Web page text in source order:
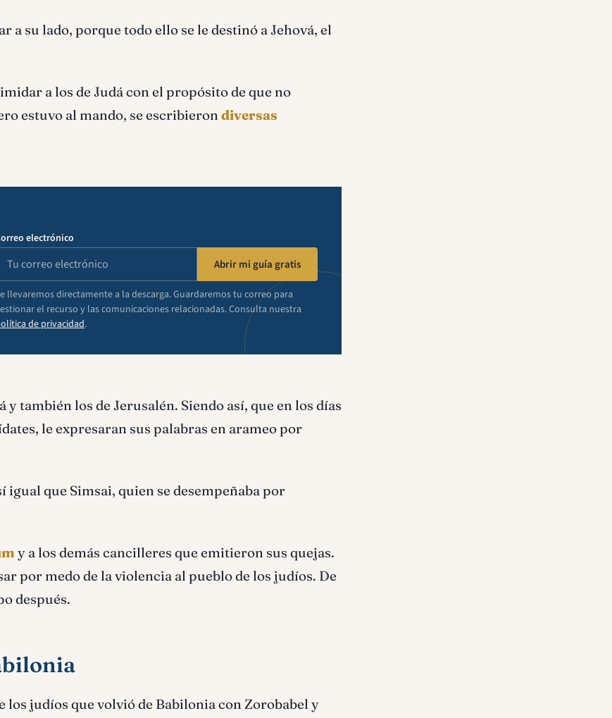
a su lado, porque todo ello se le destinó a Jehová, el
a los de Judá con el propósito de que no
estuvo al mando, se escribieron diversas
electrónico
Abrir mi guía gratis
llevaremos directamente a la descarga. Guardaremos tu correo para
el recurso y las comunicaciones relacionadas. Consulta nuestra
de privacidad.
también los de Jerusalén. Siendo así, que en los días
le expresaran sus palabras en arameo por
igual que Simsai, quien se desempeñaba por
y a los demás cancilleres que emitieron sus quejas.
por medo de la violencia al pueblo de los judíos. De
después.
los judíos que volvió de Babilonia con Zorobabel y